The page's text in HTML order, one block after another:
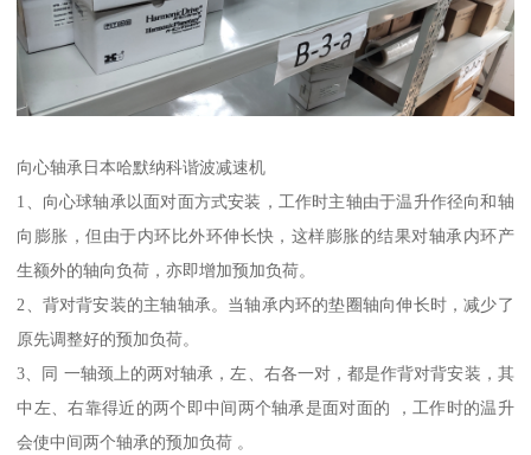
向心轴承日本哈默纳科谐波减速机
1、向心球轴承以面对面方式安装，工作时主轴由于温升作径向和轴
向膨胀，但由于内环比外环伸长快，这样膨胀的结果对轴承内环产
生额外的轴向负荷，亦即增加预加负荷。
2、背对背安装的主轴轴承。当轴承内环的垫圈轴向伸长时，减少了
原先调整好的预加负荷。
3、同 一轴颈上的两对轴承，左、右各一对，都是作背对背安装，其
中左、右靠得近的两个即中间两个轴承是面对面的 ，工作时的温升
会使中间两个轴承的预加负荷 。